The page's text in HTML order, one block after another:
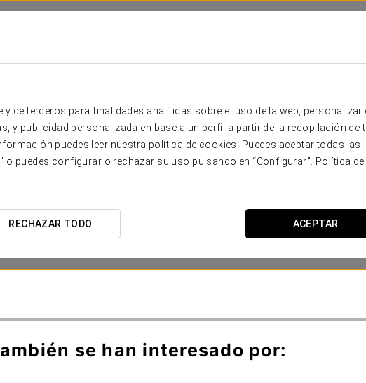
de terceros para finalidades analíticas sobre el uso de la web, personalizar
y publicidad personalizada en base a un perfil a partir de la recopilación de
puedes leer nuestra política de cookies. Puedes aceptar todas las
o puedes configurar o rechazar su uso pulsando en “Configurar”.
Política de
RECHAZAR TODO ACEPTAR
¿Quieres
puedes
-Fruta y
-Paseo por
-Late check-
se han interesado por: